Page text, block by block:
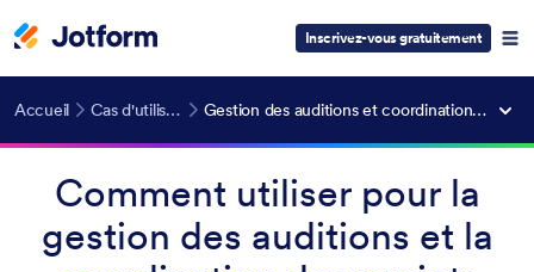
Inscrivez-vous gratuitement
Accueil Cas d'utilisation Gestion des auditions et coordination de projets
Comment utiliser pour la
gestion des auditions et la